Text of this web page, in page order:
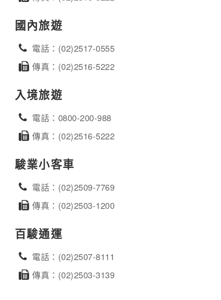
國內旅遊
電話：(02)2517-0555
傳真：(02)2516-5222
入境旅遊
電話：0800-200-988
傳真：(02)2516-5222
駿業小客車
電話：(02)2509-7769
傳真：(02)2503-1200
百駿通運
電話：(02)2507-8111
傳真：(02)2503-3139